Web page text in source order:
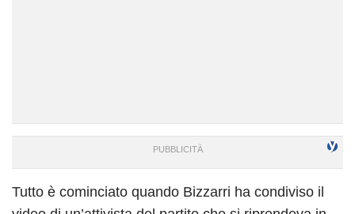
Tutto è cominciato quando Bizzarri ha condiviso il